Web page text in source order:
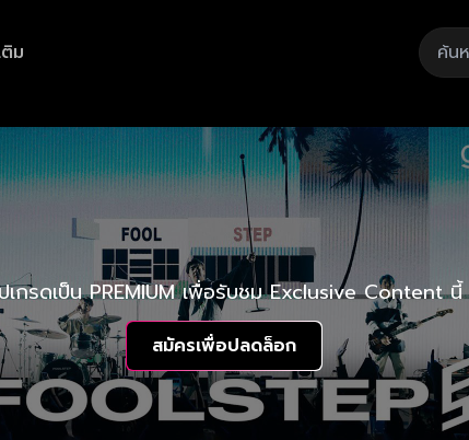
ม
เกรดเป็น PREMIUM เพื่อรับชม Exclusive Content นี้
สมัครเพื่อปลดล็อก